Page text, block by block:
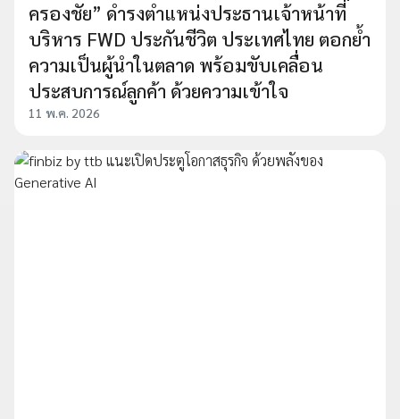
ครองชัย” ดำรงตำแหน่งประธานเจ้าหน้าที่
บริหาร FWD ประกันชีวิต ประเทศไทย ตอกย้ำ
ความเป็นผู้นำในตลาด พร้อมขับเคลื่อน
ประสบการณ์ลูกค้า ด้วยความเข้าใจ
11 พ.ค. 2026